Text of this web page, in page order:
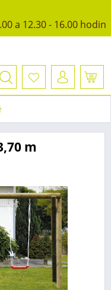
a 12.30 - 16.00 hodin
m